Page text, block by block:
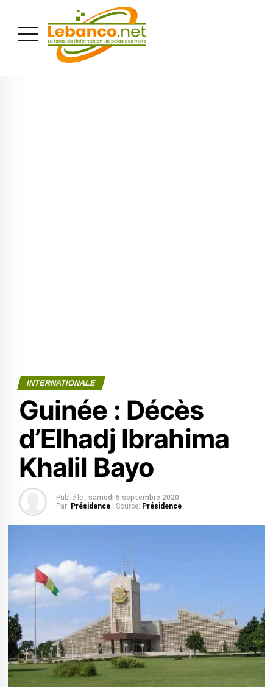
INTERNATIONALE
Guinée : Décès
d’Elhadj Ibrahima
Khalil Bayo
Publié le : samedi 5 septembre 2020
Par: Présidence | Source: Présidence